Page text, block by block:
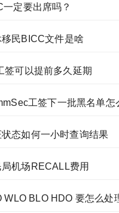
定要出席吗？
民BICC文件是啥
签可以提前多久延期
工签下一批黑名单怎
态如何一小时查询结果
机场RECALL费用
WLO BLO HDO 要怎么处